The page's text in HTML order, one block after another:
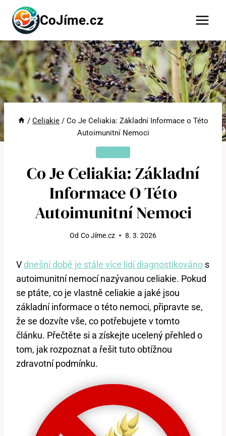
Přeskočit
obsah
CoJíme.cz
/ Celiakie / Co Je Celiakia: Základní Informace o Této
Autoimunitní Nemoci
Co Je Celiakia: Základní
Informace O Této
Autoimunitní Nemoci
Od Co Jíme.cz 8. 3. 2026
V dnešní době je stále více lidí diagnostikováno s
autoimunitní nemocí nazývanou celiakie. Pokud
se ptáte, co je vlastně celiakie a jaké jsou
základní informace o této nemoci, připravte se,
že se dozvíte vše, co potřebujete v tomto
článku. Přečtěte si a získejte ucelený přehled o
tom, jak rozpoznat a řešit tuto obtížnou
zdravotní podmínku.